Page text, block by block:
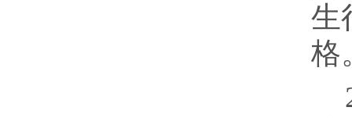
生
格